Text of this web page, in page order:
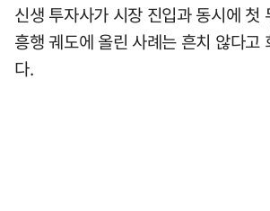
신생 투자사가 시장 진입과 동시에 첫
흥행 궤도에 올린 사례는 흔치 않다고
다.